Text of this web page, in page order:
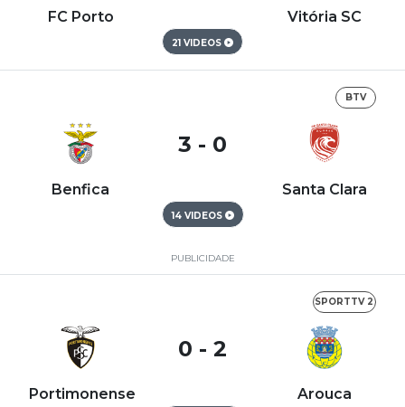
FC Porto Vitória SC
21 VIDEOS
BTV
Benfica
3 - 0
Santa Clara
14 VIDEOS
PUBLICIDADE
SPORTTV 2
Portimonense
0 - 2
Arouca